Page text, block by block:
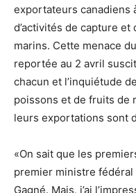
exportateurs canadiens
d’activités de capture
marins. Cette menace
reportée au 2 avril
chacun et l’inquiétude
poissons et de fruits de
leurs exportations sont
«On sait que les
premier ministre fédéral
Gagné. Mais, j’ai